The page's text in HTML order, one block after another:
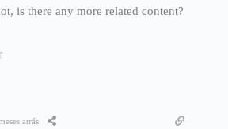
is there any more related content?
atrás